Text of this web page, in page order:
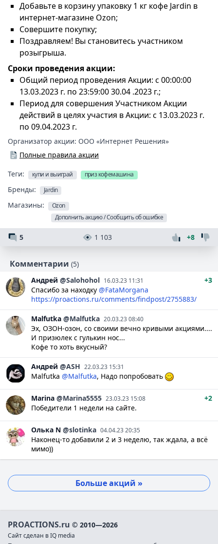
Добавьте в корзину упаковку 1 кг кофе Jardin в
интернет-магазине Ozon;
Совершите покупку;
Поздравляем! Вы становитесь участником
розыгрыша.
Сроки проведения акции:
Общий период проведения Акции: с 00:00:00
13.03.2023 г. по 23:59:00 30.04 .2023 г.;
Период для совершения Участником Акции
действий в целях участия в Акции: с 13.03.2023 г.
по 09.04.2023 г.
Организатор акции: ООО «Интернет Решения»
Полные правила акции
Теги: купи и выиграй приз кофемашина
Бренды: Jardin
Магазины:
Ozon
Дополнить акцию / Сообщить об ошибке
5 1 103 +8
Комментарии (5)
Андрей @Salohohol 16.03.23 11:31
+3
Спасибо за находку @FataMorgana
https://proactions.ru/comments/findpost/2755883/
Malfutka @Malfutka 20.03.23 08:40
Эх, ОЗОН-озон, со своими вечно кривыми акциями....
И призюлек с гулькин нос...
Кофе то хоть вкусный?
Андрей @ASH 22.03.23 15:31
Malfutka @Malfutka, Надо попробовать
Marina @Marina5555 23.03.23 15:08
+2
Победители 1 недели на сайте.
Олька N @slotinka 04.04.23 20:35
Наконец-то добавили 2 и 3 неделю, так ждала, а всё
мимо))
Больше акций »
PROACTIONS.ru © 2010—2026
Сайт сделан в IQ media